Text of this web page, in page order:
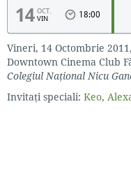
14 OCT.
VIN
18:00
Vineri, 14 Octombrie
Downtown Cinema Club
Colegiul Naţional Nicu
Invitaţi speciali: Keo,